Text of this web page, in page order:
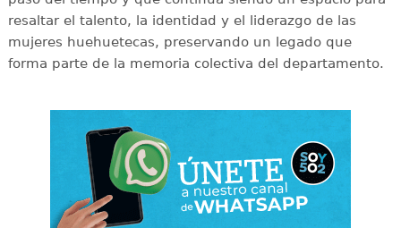
resaltar el talento, la identidad y el liderazgo de las
mujeres huehuetecas, preservando un legado que
forma parte de la memoria colectiva del departamento.